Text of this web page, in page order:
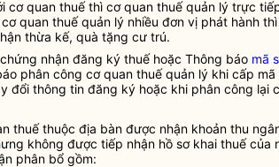
cơ quan thuế thì cơ quan thuế quản lý trực
quan thuế quản lý nhiều đơn vị phát hành thì
thừa kế, quà tặng cư trú.
nhận đăng ký thuế hoặc Thông báo mã
phân công cơ quan thuế quản lý khi cấp mã
đổi thông tin đăng ký hoặc khi phân công lại
thuế thuộc địa bàn được nhận khoản thu
không được tiếp nhận hồ sơ khai thuế của
phân bổ gồm: